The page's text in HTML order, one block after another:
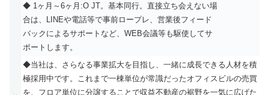
◆ 1ヶ月～6ヶ月:O JT。基本同行。直接立ち会えない場
合は、LINEや電話等で事前ロープレ、営業後フィード
バックによるサポートなど、WEB会議等も駆使してサ
ポートします。
◆当社は、さらなる事業拡大を目指し、一緒に成長できる人材を積
極採用中です。これまで一棟単位が常識だったオフィスビルの売買
を、フロア単位に分譲することで収益不動産の裾野を一気に広げた